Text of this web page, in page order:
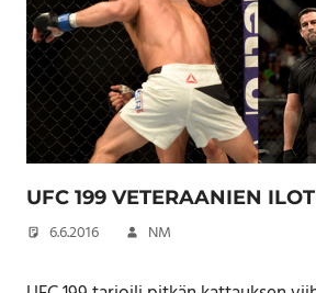
UFC 199 VETERAANIEN
6.6.2016 NM